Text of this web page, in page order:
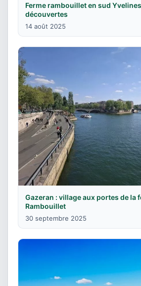
Ferme rambouillet en sud
découvertes
14 août 2025
Gazeran : village aux portes de la
Rambouillet
30 septembre 2025